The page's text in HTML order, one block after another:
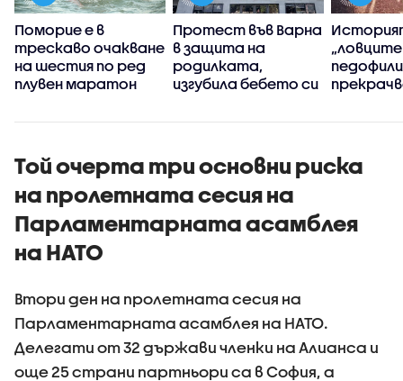
Поморие е в
трескаво очакване
на шестия по ред
плувен маратон
Протест във Варна
в защита на
родилката,
изгубила бебето си
раждането
Той очерта три основни риска
на пролетната сесия на
Парламентарната асамблея
на НАТО
Втори ден на пролетната сесия на
Парламентарната асамблея на НАТО.
Делегати от 32 държави членки на Алианса и
още 25 страни партньори са в София, а